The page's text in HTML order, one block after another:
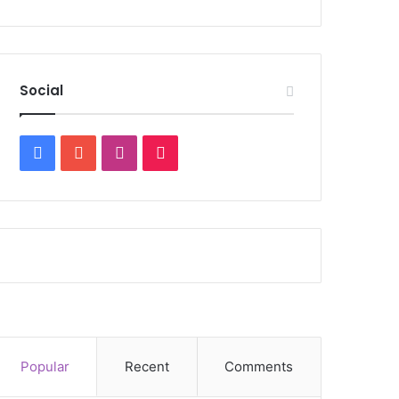
Social
FacebookYouTubeInstagram
Popular Recent Comments